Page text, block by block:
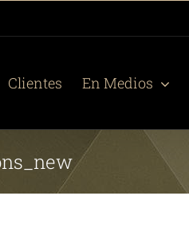
Clientes En Medios